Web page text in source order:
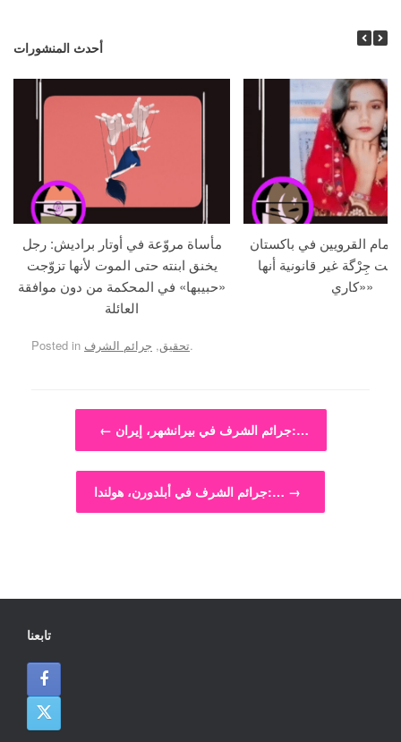
أحدث المنشورات
مأساة مروّعة في أوتار براديش: رجل
يخنق ابنته حتى الموت لأنها تزوّجت
«حبيبها» في المحكمة من دون موافقة
العائلة
أمام القرويين في باكستان
جِرْگة غير قانونية أنها
«كاري»
Posted in تحقيق, جرائم الشرف .
Post navigation
← جرائم الشرف في بيرانشهر، إيران:…
جرائم الشرف في أبلدورن، هولندا:… →
تابعنا